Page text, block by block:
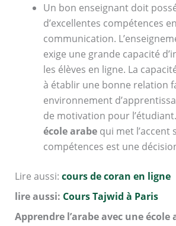
Un bon enseignant doit
d’excellentes compétences en
communication.
exige une grande capacité
les élèves en ligne. La
à établir une bonne relation
environnement
de motivation pour
école arabequi met l’accent
compétences est une
Lire aussi: cours de coran en ligne
lire aussi: Cours Tajwid à Paris
Apprendre l’arabe avec une école